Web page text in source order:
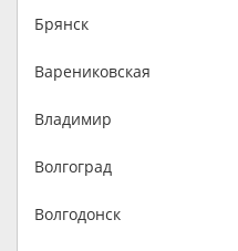
Брянск
Варениковская
Владимир
Волгоград
Волгодонск